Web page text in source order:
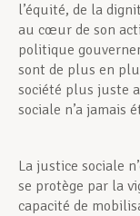
l’équité, de la
au cœur de son
politique
sont de plus en
société plus juste
sociale n’a jamais
La justice sociale
se protège par la
capacité de